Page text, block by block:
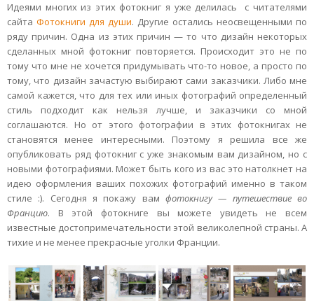
Идеями многих из этих фотокниг я уже делилась с читателями
сайта Фотокниги для души. Другие остались неосвещенными по
ряду причин. Одна из этих причин — то что дизайн некоторых
сделанных мной фотокниг повторяется. Происходит это не по
тому что мне не хочется придумывать что-то новое, а просто по
тому, что дизайн зачастую выбирают сами заказчики. Либо мне
самой кажется, что для тех или иных фотографий определенный
стиль подходит как нельзя лучше, и заказчики со мной
соглашаются. Но от этого фотографии в этих фотокнигах не
становятся менее интересными. Поэтому я решила все же
опубликовать ряд фотокниг с уже знакомым вам дизайном, но с
новыми фотографиями. Может быть кого из вас это натолкнет на
идею оформления ваших похожих фотографий именно в таком
стиле :). Сегодня я покажу вам фотокнигу — путешествие во
Францию. В этой фотокниге вы можете увидеть не всем
известные достопримечательности этой великолепной страны. А
тихие и не менее прекрасные уголки Франции.